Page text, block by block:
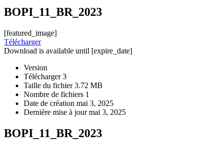
BOPI_11_BR_2023
[featured_image]
Télécharger
Download is available until [expire_date]
Version
Télécharger3
Taille du fichier3.72 MB
Nombre de fichiers 1
Date de création mai 3, 2025
Dernière mise à jourmai 3, 2025
BOPI_11_BR_2023